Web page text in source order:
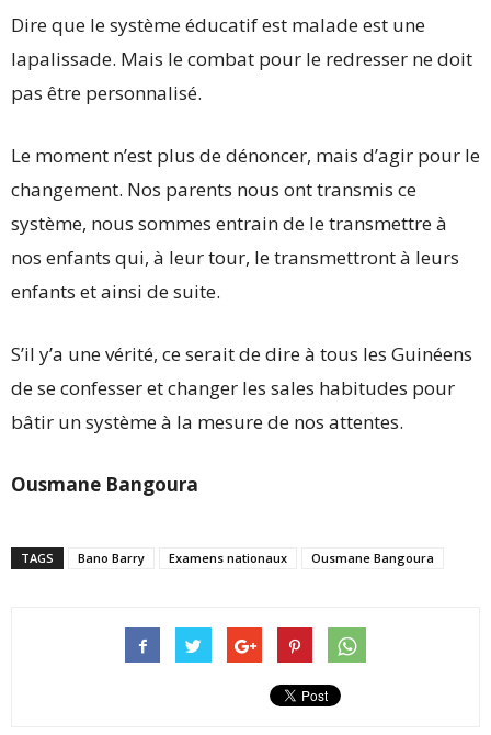
Dire que le système éducatif est malade est une
lapalissade. Mais le combat pour le redresser ne doit
pas être personnalisé.
Le moment n’est plus de dénoncer, mais d’agir pour le
changement. Nos parents nous ont transmis ce
système, nous sommes entrain de le transmettre à
nos enfants qui, à leur tour, le transmettront à leurs
enfants et ainsi de suite.
S’il y’a une vérité, ce serait de dire à tous les Guinéens
de se confesser et changer les sales habitudes pour
bâtir un système à la mesure de nos attentes.
Ousmane Bangoura
TAGS Bano Barry Examens nationaux Ousmane Bangoura